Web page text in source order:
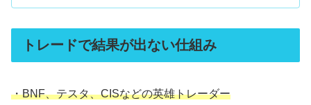
トレードで結果が出ない仕組み
・BNF、テスタ、CISなどの英雄トレーダー